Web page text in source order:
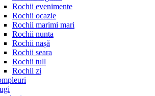
Rochii evenimente
Rochii ocazie
Rochii marimi mari
Rochii nunta
Rochii nașă
Rochii seara
Rochii tull
Rochii zi